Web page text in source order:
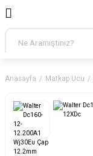
Anasayfa Matkap Ucu